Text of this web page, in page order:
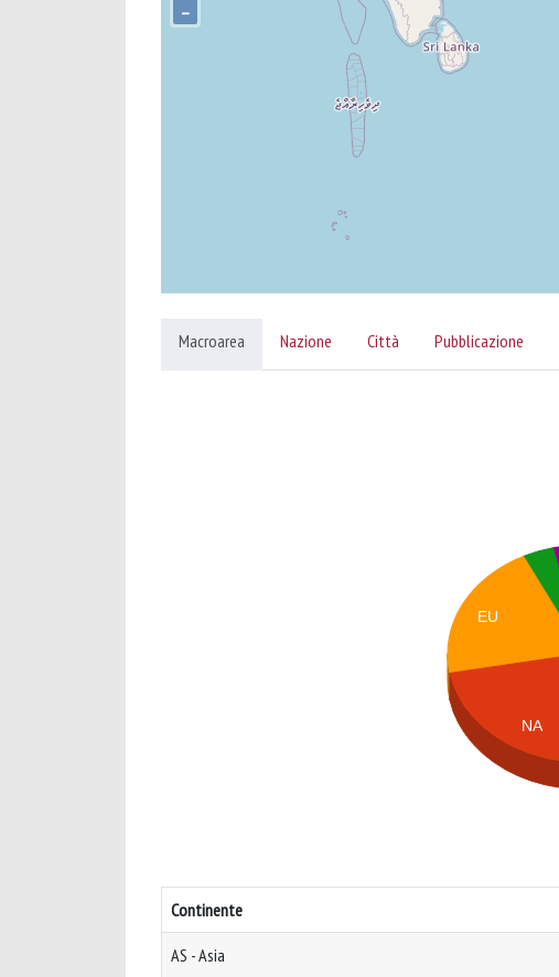
–
Macroarea Nazione Città Pubblicazione
EU
NA
Continente
AS - Asia